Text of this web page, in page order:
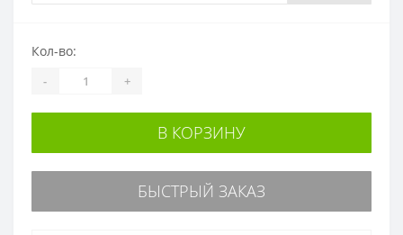
Кол-во:
- +
В КОРЗИНУ
БЫСТРЫЙ ЗАКАЗ